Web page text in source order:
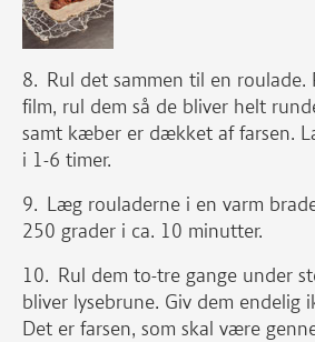
Rul det sammen til en roulade.
film, rul dem så de bliver helt
samt kæber er dækket af farsen.
i 1-6 timer.
Læg rouladerne i en varm
250 grader i ca. 10 minutter.
Rul dem to-tre gange under
bliver lysebrune. Giv dem endelig
Det er farsen, som skal være